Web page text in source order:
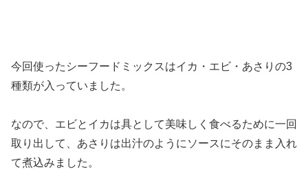
今回使ったシーフードミックスはイカ・エビ・あさりの3
種類が入っていました。
なので、エビとイカは具として美味しく食べるために一回
取り出して、あさりは出汁のようにソースにそのまま入れ
て煮込みました。